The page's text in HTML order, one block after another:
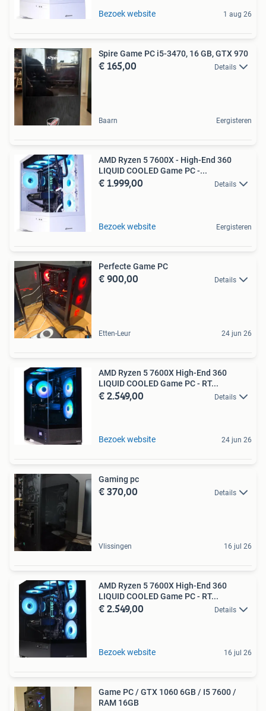
Bezoek website 1 aug 26
Spire Game PC i5-3470, 16 GB, GTX 970
€ 165,00 Details
Baarn Eergisteren
AMD Ryzen 5 7600X - High-End 360
LIQUID COOLED Game PC -...
€ 1.999,00 Details
Bezoek website Eergisteren
Perfecte Game PC
€ 900,00 Details
Etten-Leur 24 jun 26
AMD Ryzen 5 7600X High-End 360
LIQUID COOLED Game PC - RT...
€ 2.549,00 Details
Bezoek website 24 jun 26
Gaming pc
€ 370,00 Details
Vlissingen 16 jul 26
AMD Ryzen 5 7600X High-End 360
LIQUID COOLED Game PC - RT...
€ 2.549,00 Details
Bezoek website 16 jul 26
Game PC / GTX 1060 6GB / I5 7600 /
RAM 16GB